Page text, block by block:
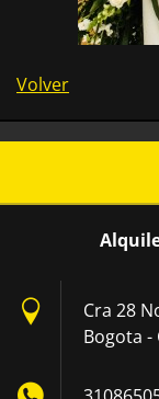
Volver
Cra 28
Bogota -